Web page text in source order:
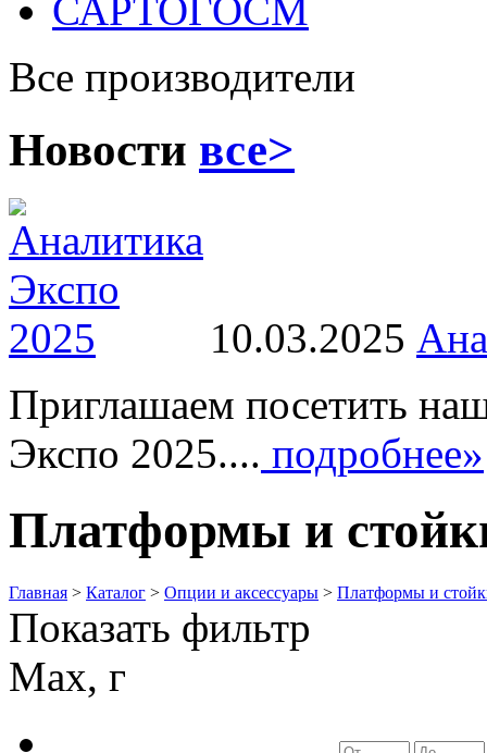
САРТОГОСМ
Все производители
Новости все>
10.03.2025
Приглашаем посетить
Экспо 2025.... подробнее»
Платформы и
Главная > Каталог > Опции и аксессуары > Платформы и
Показать фильтр
Max, г